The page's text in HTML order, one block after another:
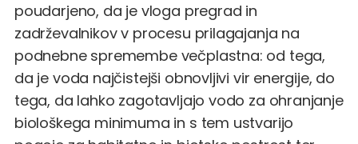
poudarjeno, da je vloga pregrad in
zadrževalnikov v procesu prilagajanja na
podnebne spremembe večplastna: od tega,
da je voda najčistejši obnovljivi vir energije, do
tega, da lahko zagotavljajo vodo za ohranjanje
biološkega minimuma in s tem ustvarijo